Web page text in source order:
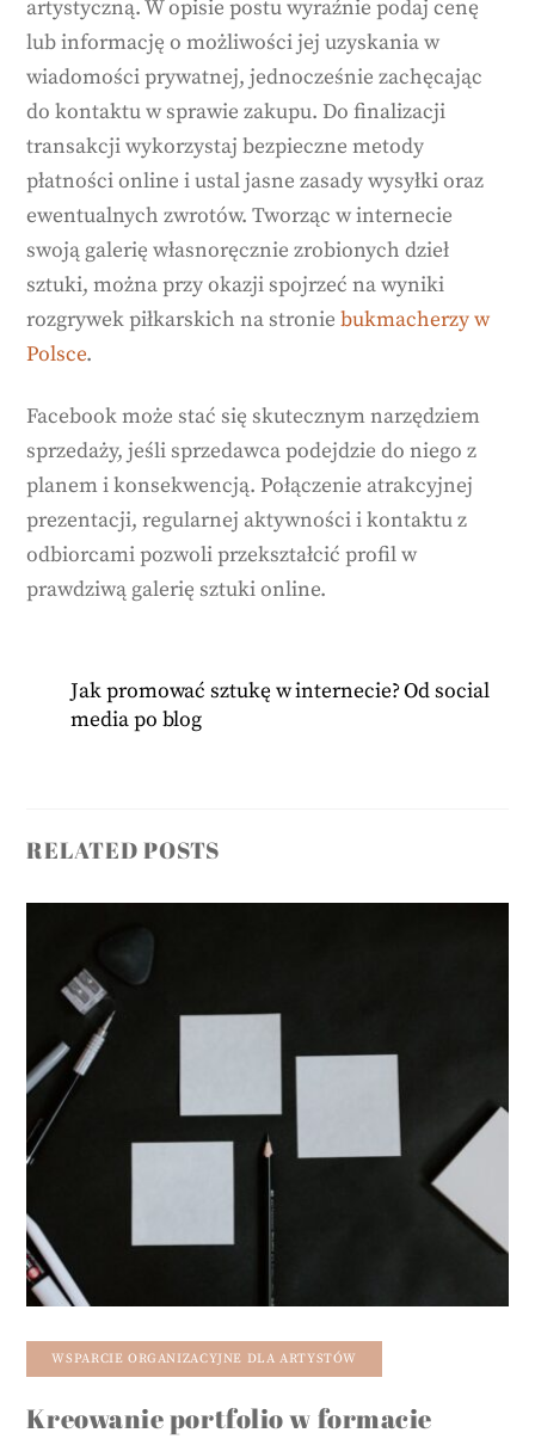
artystyczną. W opisie postu wyraźnie podaj cenę
lub informację o możliwości jej uzyskania w
wiadomości prywatnej, jednocześnie zachęcając
do kontaktu w sprawie zakupu. Do finalizacji
transakcji wykorzystaj bezpieczne metody
płatności online i ustal jasne zasady wysyłki oraz
ewentualnych zwrotów. Tworząc w internecie
swoją galerię własnoręcznie zrobionych dzieł
sztuki, można przy okazji spojrzeć na wyniki
rozgrywek piłkarskich na stroniebukmacherzy w
Polsce.
Facebook może stać się skutecznym narzędziem
sprzedaży, jeśli sprzedawca podejdzie do niego z
planem i konsekwencją. Połączenie atrakcyjnej
prezentacji, regularnej aktywności i kontaktu z
odbiorcami pozwoli przekształcić profil w
prawdziwą galerię sztuki online.
Jak promować sztukę w internecie? Od social
media po blog
RELATED POSTS
WSPARCIE ORGANIZACYJNE DLA ARTYSTÓW
Kreowanie portfolio w formacie